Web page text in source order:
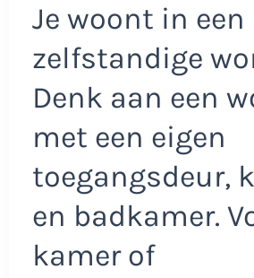
Je woont in een
zelfstandige
Denk aan een
met een eigen
toegangsdeur,
en badkamer.
kamer of